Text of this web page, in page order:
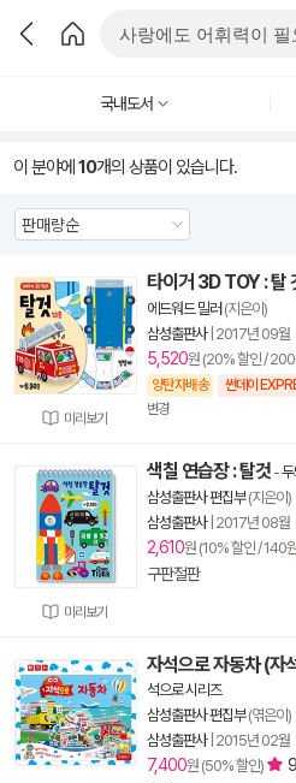
국내도서
이 분야에 10개의 상품이 있습니다.
미리보기
타이거 3D TOY : 탈
에드워드 밀러 (지은이)
삼성출판사| 2017년 09월
5,520원 (20% 할인 /
양탄자배송 썬데이
변경
미리보기
색칠 연습장 : 탈것 -
삼성출판사 편집부(지은이)
삼성출판사| 2017년 08월
2,610원 (10% 할인 / 140
구판절판
자석으로 자동차 (자
석으로 시리즈
삼성출판사 편집부(엮은이)
삼성출판사| 2015년 02월
7,400원 (50% 할인)